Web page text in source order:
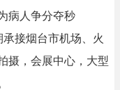
病人争分夺秒
接烟台市机场、火
摄，会展中心，大型